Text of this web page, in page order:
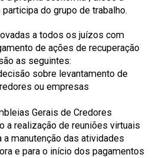
do grupo de trabalho.
a todos os juízos com
de ações de recuperação
as seguintes:
sobre levantamento de
ou empresas
Gerais de Credores
a realização de reuniões virtuais
a manutenção das atividades
e para o início dos pagamentos